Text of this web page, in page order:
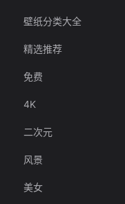
壁纸分类大全
精选推荐
免费
4K
二次元
风景
美女